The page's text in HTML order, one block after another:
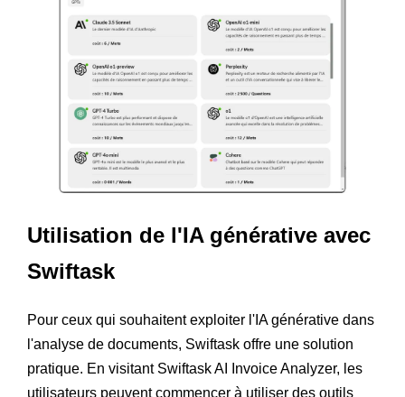
Utilisation de l'IA générative avec
Swiftask
Pour ceux qui souhaitent exploiter l'IA générative dans
l'analyse de documents, Swiftask offre une solution
pratique. En visitant Swiftask AI Invoice Analyzer, les
utilisateurs peuvent commencer à utiliser des outils